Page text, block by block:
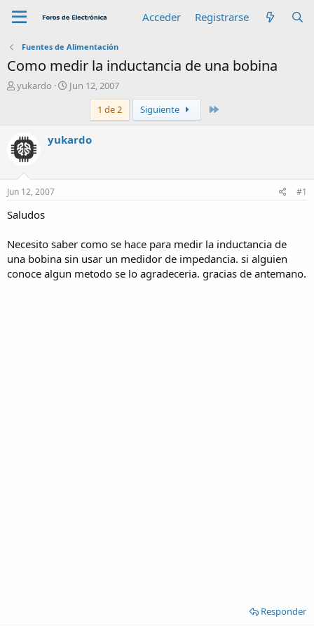
Acceder Registrarse
Fuentes de Alimentación
Como medir la inductancia de una bobina
A
r
yukardo
F
a
d
Jun 12, 2007
1 de 2
Siguiente
yukardo
Jun 12, 2007 #1
Saludos
Necesito saber como se hace para medir la inductancia de
una bobina sin usar un medidor de impedancia. si alguien
conoce algun metodo se lo agradeceria. gracias de antemano.
Responder